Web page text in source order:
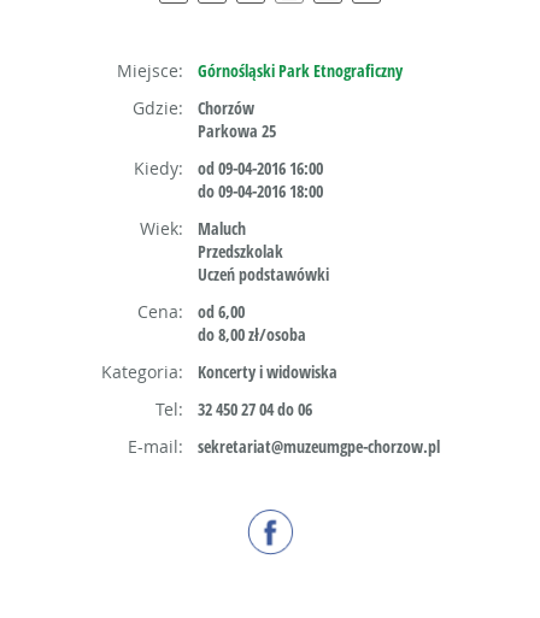
Miejsce:
Górnośląski Park Etnograficzny
Gdzie:
Chorzów
Parkowa 25
Kiedy:
od 09-04-2016 16:00
do 09-04-2016 18:00
Wiek:
Maluch
Przedszkolak
Uczeń podstawówki
Cena:
od 6,00
do 8,00 zł/osoba
Kategoria:
Koncerty i widowiska
Tel:
32 450 27 04 do 06
E-mail:
sekretariat@muzeumgpe-chorzow.pl